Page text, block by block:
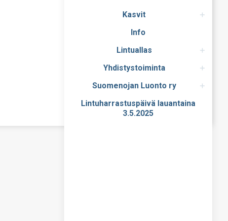
Kasvit
Info
Lintuallas
Yhdistystoiminta
Suomenojan Luonto ry
Lintuharrastuspäivä lauantaina
3.5.2025